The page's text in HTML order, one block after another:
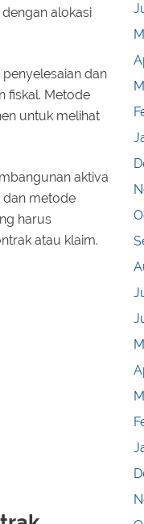
alokasi
dan
fiskal. Metode
untuk melihat
aktiva
dan metode
harus
atau klaim.